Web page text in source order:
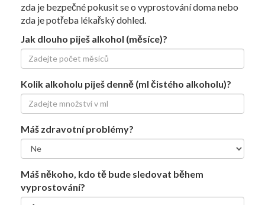
zda je bezpečné pokusit se o vyprostování doma nebo
zda je potřeba lékařský dohled.
Jak dlouho piješ alkohol (měsíce)?
Kolik alkoholu piješ denně (ml čistého alkoholu)?
Máš zdravotní problémy?
Máš někoho, kdo tě bude sledovat během
vyprostování?